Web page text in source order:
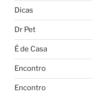
Dicas
Dr Pet
É de Casa
Encontro
Encontro